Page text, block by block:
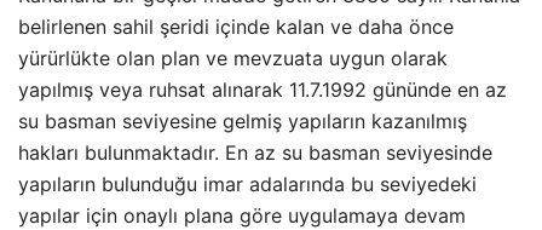
belirlenen sahil şeridi içinde kalan ve daha önce
yürürlükte olan plan ve mevzuata uygun olarak
yapılmış veya ruhsat alınarak 11.7.1992 gününde en az
su basman seviyesine gelmiş yapıların kazanılmış
hakları bulunmaktadır. En az su basman seviyesinde
yapıların bulunduğu imar adalarında bu seviyedeki
yapılar için onaylı plana göre uygulamaya devam